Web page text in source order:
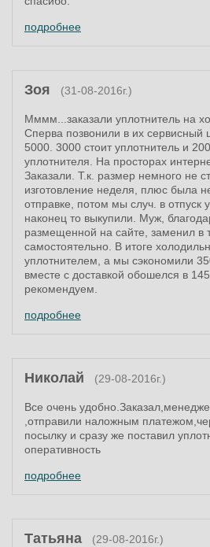
подробнее
Зоя (31-08-2016г.)
Мммм...заказали уплотнитель на
Сперва позвонили в их сервисный
5000. 3000 стоит уплотнитель и
уплотнителя. На просторах
Заказали. Т.к. размер немного не
изготовление неделя, плюс была
отправке, потом мы случ. в отпуск
наконец то выкупили. Муж,
размещенной на сайте, заменил в
самостоятельно. В итоге
уплотнителем, а мы сэкономили
вместе с доставкой обошелся в
рекомендуем.
подробнее
Николай (29-08-2016г.)
Все очень
,отправили наложным
посылку и сразу же поставил
оперативность
подробнее
Татьяна (29-08-2016г.)